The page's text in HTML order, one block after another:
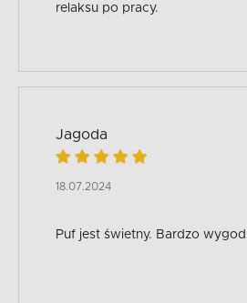
relaksu po pracy.
Jagoda
18.07.2024
Puf jest świetny. Bardzo